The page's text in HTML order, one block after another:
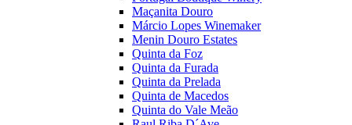
Maçanita Douro
Márcio Lopes Winemaker
Menin Douro Estates
Quinta da Foz
Quinta da Furada
Quinta da Prelada
Quinta de Macedos
Quinta do Vale Meão